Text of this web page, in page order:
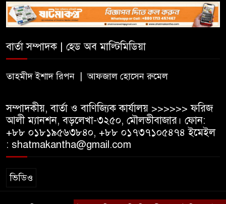
বিএসএফের গুলিতে কুলাউড়ার
যুবক নিহত
৫০০ টাকা মজুরিসহ বিভিন্ন দাবিতে
বার্তা সম্পাদক | হেড অব মাল্টিমিডিয়া
তাহমীদ ইশাদ রিপন | আফজাল হোসেন রুমেল
সম্পাদকীয়, বার্তা ও বাণিজ্যিক কার্যালয় >>>>>> ফরিজ
আলী ম্যানশন, বড়লেখা-৩২৫০, মৌলভীবাজার। ফোন:
+৮৮ ০১৮১৯৫৬৩৮৪০, +৮৮ ০১৭৩৭১০৫৪৭৪ ইমেইল
: shatmakantha@gmail.com
ভিডিও